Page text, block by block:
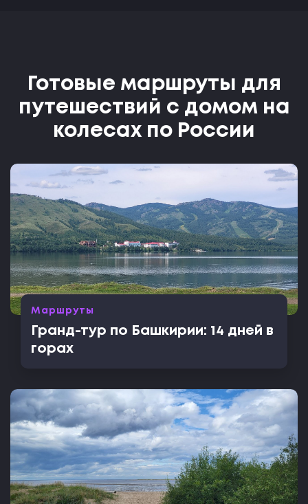
Готовые маршруты для
путешествий с домом на
колесах по России
Маршруты
Гранд-тур по Башкирии: 14 дней в
горах